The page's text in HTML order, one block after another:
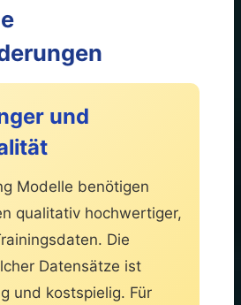
und
Modelle benötigen
qualitativ hochwertiger,
Die
Datensätze ist
und kostspielig. Für